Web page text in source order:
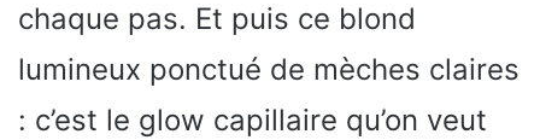
chaque pas. Et puis ce blond
lumineux ponctué de mèches claires
: c’est le glow capillaire qu’on veut